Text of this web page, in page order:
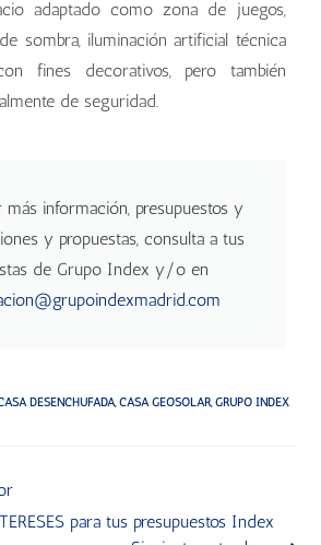
adaptado como zona de juegos,
sombra, iluminación artificial técnica
fines decorativos, pero también
de seguridad.
más información, presupuestos y
y propuestas, consulta a tus
de Grupo Index y/o en
DESENCHUFADA, CASA GEOSOLAR, GRUPO INDEX
para tus presupuestos Index